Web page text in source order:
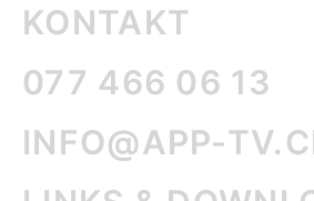
KONTAKT
077 466 06 13
INFO@APP-